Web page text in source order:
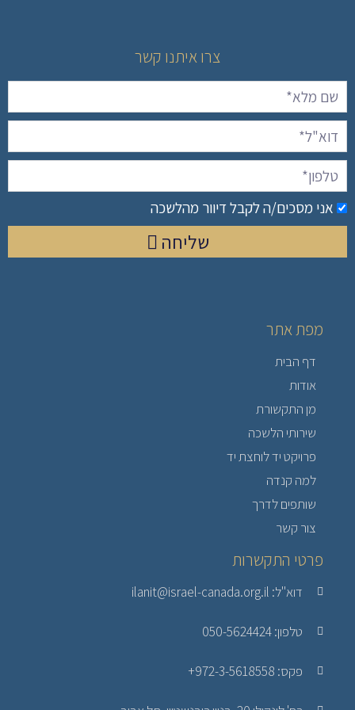
צרו איתנו קשר
אני מסכים/ה לקבל דיוור מהלשכה
שליחה
מפת אתר
דף הבית
אודות
מן התקשורת
שירותי הלשכה
פרויקט יד לוחצת יד
למה קנדה
שותפים לדרך
צור קשר
פרטי התקשרות
דוא"ל: ilanit@israel-canada.org.il
טלפון: 050-5624424
פקס: 972-3-5618558+